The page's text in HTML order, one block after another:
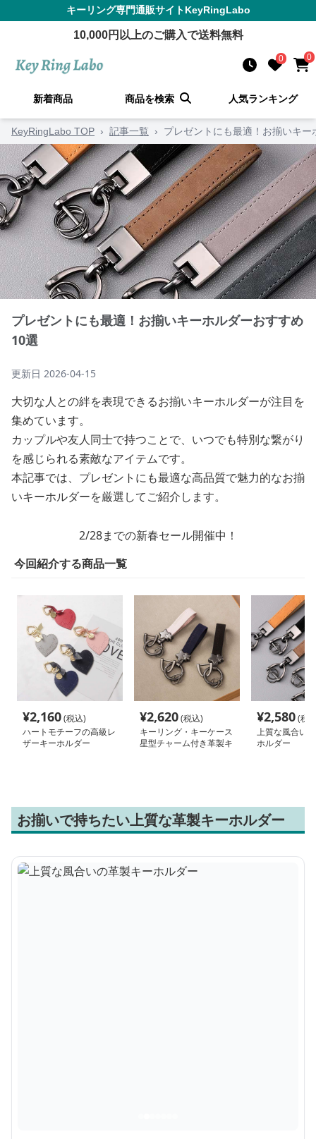
キーリング専門通販サイトKeyRingLabo
10,000円以上のご購入で送料無料
0 0
新着商品 商品を検索 人気ランキング
KeyRingLabo TOP › 記事一覧 › プレゼントにも最適！お揃いキ
プレゼントにも最適！お揃いキーホルダーおすすめ
10選
更新日 2026-04-15
大切な人との絆を表現できるお揃いキーホルダーが注目を
集めています。
カップルや友人同士で持つことで、いつでも特別な繋がり
を感じられる素敵なアイテムです。
本記事では、プレゼントにも最適な高品質で魅力的なお揃
いキーホルダーを厳選してご紹介します。
2/28までの新春セール開催中！
今回紹介する商品一覧
¥2,160(税込)
ハートモチーフの高級レ
ザーキーホルダー
¥2,620(税込)
キーリング・キーケース
星型チャーム付き革製キ
¥2,580(税
上質な風合い
ホルダー
お揃いで持ちたい上質な革製キーホルダー